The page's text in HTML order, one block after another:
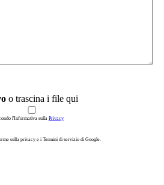
o trascina i file qui
l'Informativa sulla Privacy
sulla privacy e i Termini di servizio di Google.